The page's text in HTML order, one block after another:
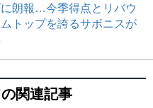
朗報…今季得点とリバウ
トップを誇るサボニスが
の関連記事